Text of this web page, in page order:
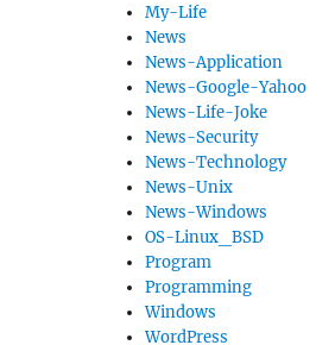
My-Life
News
News-Application
News-Google-Yahoo
News-Life-Joke
News-Security
News-Technology
News-Unix
News-Windows
OS-Linux_BSD
Program
Programming
Windows
WordPress